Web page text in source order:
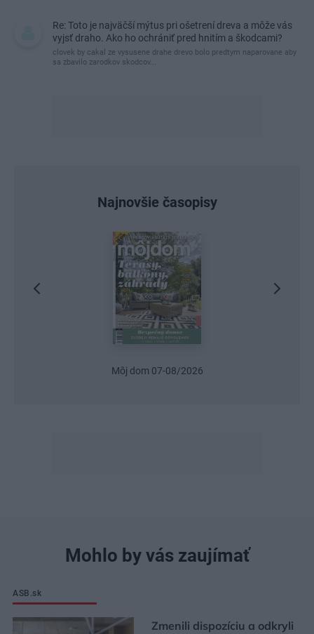
Re: Toto je najväčší mýtus pri ošetrení dreva a môže vás
vyjsť draho. Ako ho ochrániť pred hnitím a škodcami?
clovek by cakal ze vysusene drahe drevo bolo predtym naparovane aby
sa zbavilo zarodkov skodcov...
Najnovšie časopisy
Urob si sám 6/2026
Mohlo by vás zaujímať
ASB.sk
Zmenili dispozíciu a odkryli